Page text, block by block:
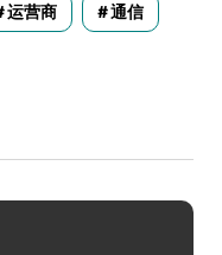
运营商 通信